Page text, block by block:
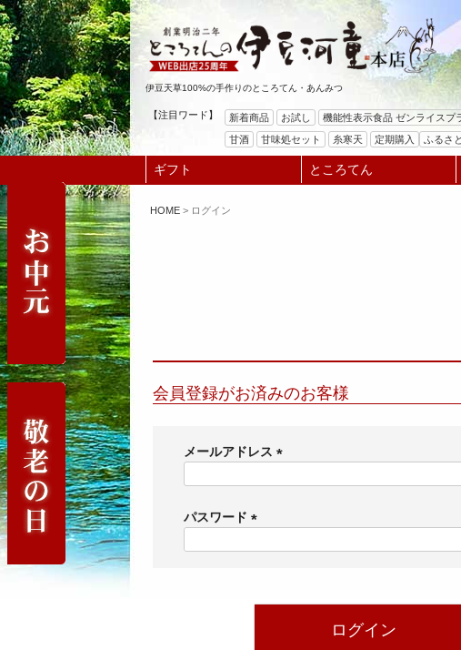
伊豆天草100%の手作りのところてん・あんみつ
【注目ワード】 新着商品 お試し 機能性表示食品 ゼンライスプ
甘酒
甘味処セット 糸寒天 定期購入 ふるさ
ギフト ところてん
HOME ログイン
会員登録がお済みのお客様
メールアドレス
)
パスワード
ログイン